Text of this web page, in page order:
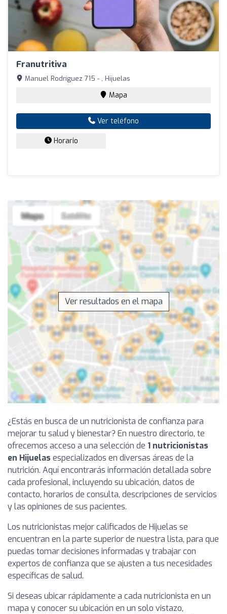
Franutritiva
Manuel Rodríguez 715 - , Hijuelas
Mapa
Ver teléfono
Horario
Ver resultados en el mapa
¿Estás en busca de un nutricionista de confianza para
mejorar tu salud y bienestar? En nuestro directorio, te
ofrecemos acceso a una selección de 1 nutricionistas
en Hijuelas especializados en diversas áreas de la
nutrición. Aquí encontrarás información detallada sobre
cada profesional, incluyendo su ubicación, datos de
contacto, horarios de consulta, descripciones de servicios
y las opiniones de sus pacientes.
Los nutricionistas mejor calificados de Hijuelas se
encuentran en la parte superior de nuestra lista, para que
puedas tomar decisiones informadas y trabajar con
expertos de confianza que se ajusten a tus necesidades
específicas de salud.
Si deseas ubicar rápidamente a cada nutricionista en un
mapa y conocer su ubicación en un solo vistazo,